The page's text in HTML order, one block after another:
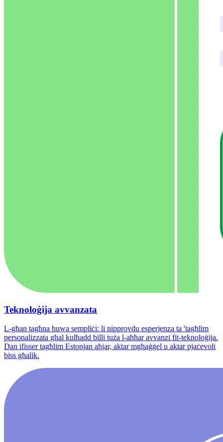
Teknoloġija avvanzata
L-għan tagħna huwa sempliċi: li nipprovdu esperjenza ta 'tagħlim
personalizzata għal kulħadd billi tuża l-aħħar avvanzi fit-teknoloġija.
Dan ifisser tagħlim Estonjan aħjar, aktar mgħaġġel u aktar pjaċevoli
biss għalik.